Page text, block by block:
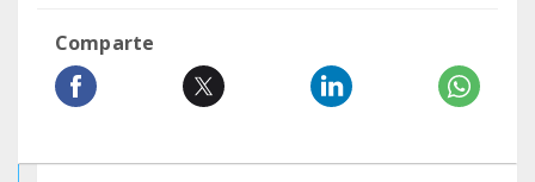
Comparte